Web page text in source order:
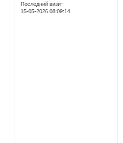
Последний визит:
15-05-2026 08:09:14